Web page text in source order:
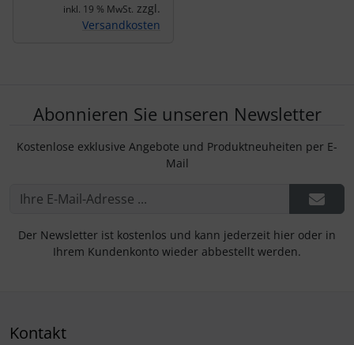
inkl. 19 % MwSt. zzgl.
Versandkosten
Abonnieren Sie unseren Newsletter
Kostenlose exklusive Angebote und Produktneuheiten per E-
Mail
Der Newsletter ist kostenlos und kann jederzeit hier oder in
Ihrem Kundenkonto wieder abbestellt werden.
Kontakt